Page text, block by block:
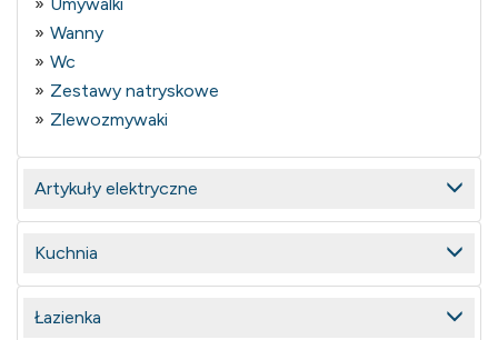
Wanny
Wc
Zestawy natryskowe
Zlewozmywaki
Artykuły elektryczne
Kuchnia
Łazienka